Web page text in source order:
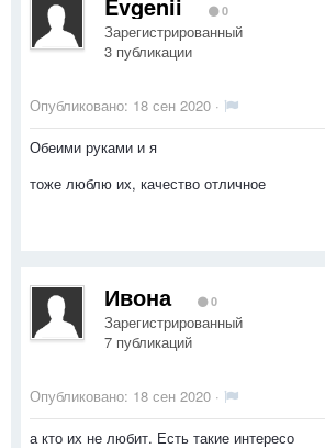
0
Зарегистрированный
3 публикации
Опубликовано: 18 сен 2020 ·
Обеими руками и я
тоже люблю их, качество отличное
Ивона 0
Зарегистрированный
7 публикаций
Опубликовано: 18 сен 2020 ·
а кто их не любит. Есть такие интересо